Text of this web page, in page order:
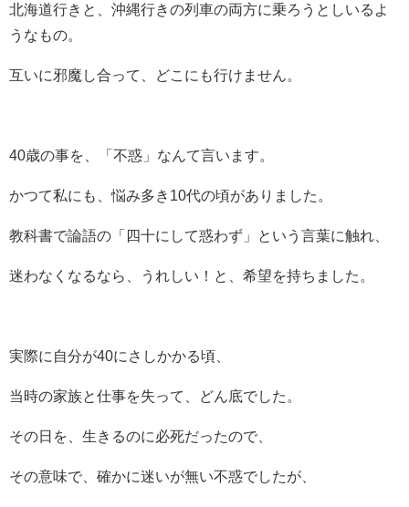
北海道行きと、沖縄行きの列車の両方に乗ろうとしいるよ
うなもの。
互いに邪魔し合って、どこにも行けません。
40歳の事を、「不惑」なんて言います。
かつて私にも、悩み多き10代の頃がありました。
教科書で論語の「四十にして惑わず」という言葉に触れ、
迷わなくなるなら、うれしい！と、希望を持ちました。
実際に自分が40にさしかかる頃、
当時の家族と仕事を失って、どん底でした。
その日を、生きるのに必死だったので、
その意味で、確かに迷いが無い不惑でしたが、